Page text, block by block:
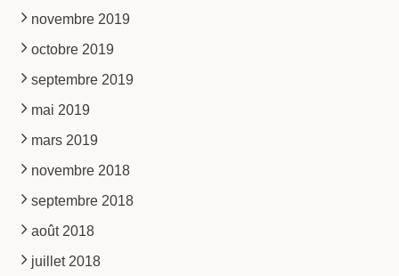
novembre 2019
octobre 2019
septembre 2019
mai 2019
mars 2019
novembre 2018
septembre 2018
août 2018
juillet 2018